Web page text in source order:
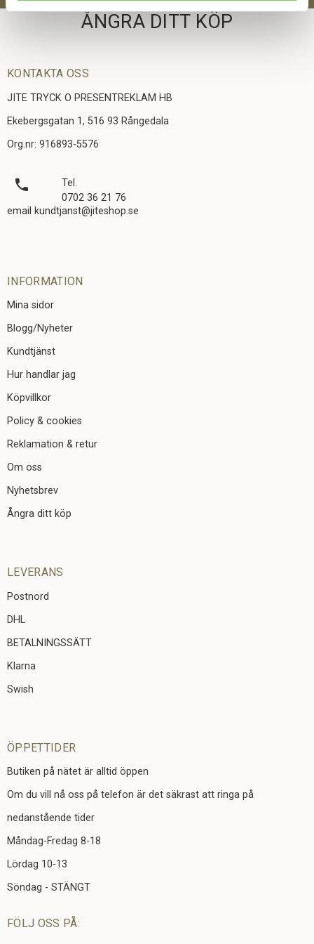
ÅNGRA DITT KÖP
KONTAKTA OSS
JITE TRYCK O PRESENTREKLAM HB
Ekebergsgatan 1, 516 93 Rångedala
Org.nr: 916893-5576
local_phone
Tel.
0702 36 21 76
email kundtjanst@jiteshop.se
INFORMATION
Mina sidor
Blogg/Nyheter
Kundtjänst
Hur handlar jag
Köpvillkor
Policy & cookies
Reklamation & retur
Om oss
Nyhetsbrev
Ångra ditt köp
LEVERANS
Postnord
DHL
BETALNINGSSÄTT
Klarna
Swish
ÖPPETTIDER
Butiken på nätet är alltid öppen
Om du vill nå oss på telefon är det säkrast att ringa på
nedanstående tider
Måndag-Fredag 8-18
Lördag 10-13
Söndag - STÄNGT
FÖLJ OSS PÅ: